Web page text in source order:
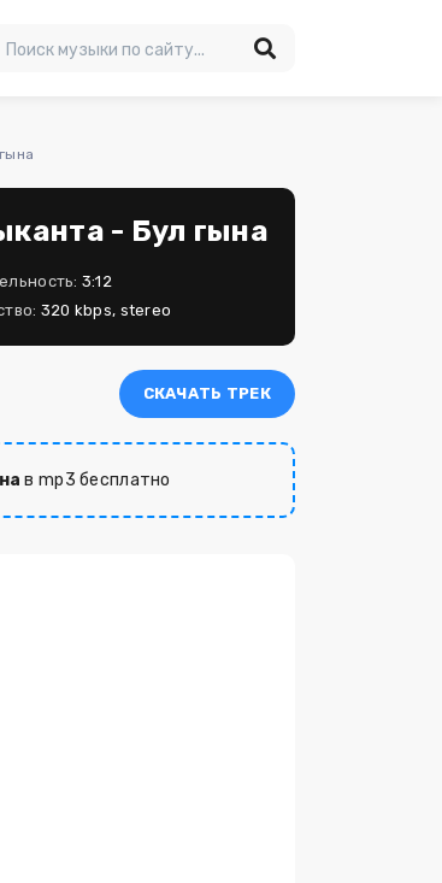
- Бул гына
3:12
320 kbps, stereo
СКАЧАТЬ ТРЕК
в mp3 бесплатно